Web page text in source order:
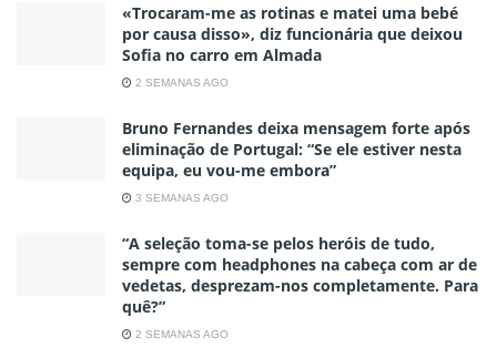
«Trocaram-me as rotinas e matei uma bebé
por causa disso», diz funcionária que deixou
Sofia no carro em Almada
2 SEMANAS AGO
Bruno Fernandes deixa mensagem forte após
eliminação de Portugal: “Se ele estiver nesta
equipa, eu vou-me embora”
3 SEMANAS AGO
“A seleção toma-se pelos heróis de tudo,
sempre com headphones na cabeça com ar de
vedetas, desprezam-nos completamente. Para
quê?”
2 SEMANAS AGO